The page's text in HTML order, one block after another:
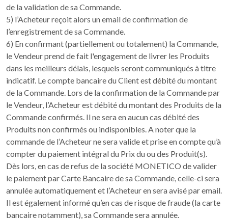
de la validation de sa Commande.
5) l’Acheteur reçoit alors un email de confirmation de
l’enregistrement de sa Commande.
6) En confirmant (partiellement ou totalement) la Commande,
le Vendeur prend de fait l'engagement de livrer les Produits
dans les meilleurs délais, lesquels seront communiqués à titre
indicatif. Le compte bancaire du Client est débité du montant
de la Commande. Lors de la confirmation de la Commande par
le Vendeur, l’Acheteur est débité du montant des Produits de la
Commande confirmés. Il ne sera en aucun cas débité des
Produits non confirmés ou indisponibles. A noter que la
commande de l’Acheteur ne sera valide et prise en compte qu’à
compter du paiement intégral du Prix du ou des Produit(s).
Dès lors, en cas de refus de la société MONETICO de valider
le paiement par Carte Bancaire de sa Commande, celle-ci sera
annulée automatiquement et l’Acheteur en sera avisé par email.
Il est également informé qu’en cas de risque de fraude (la carte
bancaire notamment), sa Commande sera annulée.